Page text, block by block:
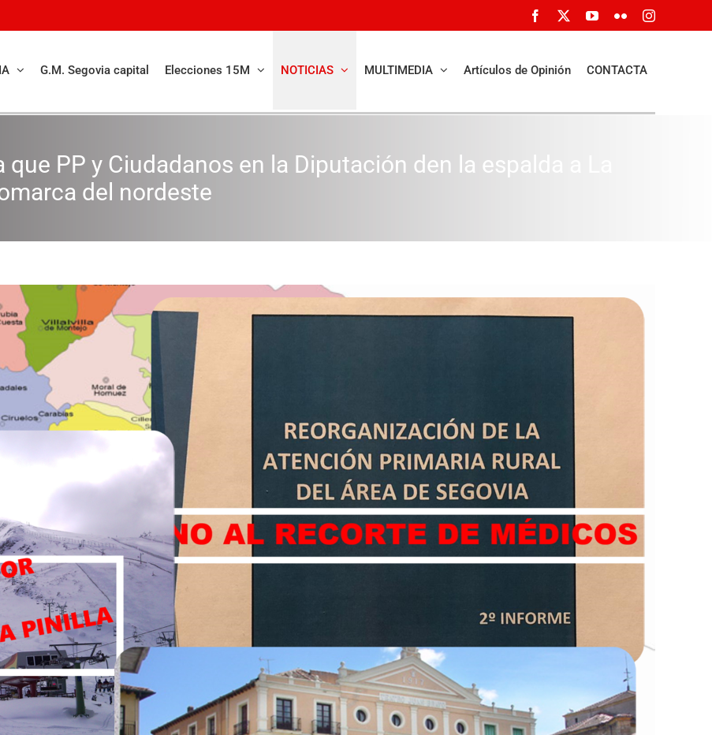
Facebook YouTube
FlickrInstagram
G.M. Segovia capital Elecciones 15M NOTICIAS MULTIMEDIA Artículos de Opinión CONTACTA
PP y Ciudadanos en la Diputación den la espalda a La
del nordeste